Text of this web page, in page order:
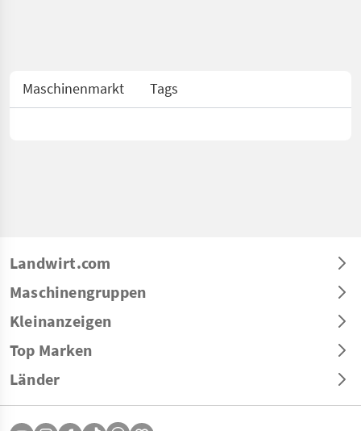
Maschinenmarkt Tags
Landwirt.com
Maschinengruppen
Kleinanzeigen
Top Marken
Länder